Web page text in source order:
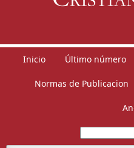
Inicio Último número
Normas de Publicacion